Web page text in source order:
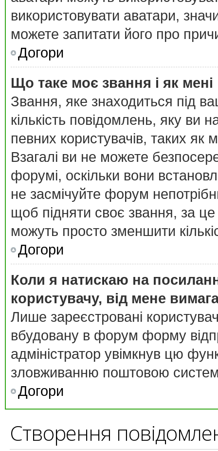
використовувати аватари,
можете запитати його про
Догори
Що таке моє звання і як мені
Звання, яке знаходиться під
кількість повідомлень, яку ви
певних користувачів, таких як
Взагалі ви не можете
форумі, оскільки вони
не засмічуйте форум
щоб підняти своє звання, за
можуть просто зменшити
Догори
Коли я натискаю на
користувачу, від мене
Лише зареєстровані
вбудовану в форум форму
адміністратор увімкнув цю
зловживанню поштовою
Догори
Створення